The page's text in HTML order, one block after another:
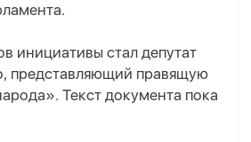
инициативы стал депутат
представляющий правящую
Текст документа пока